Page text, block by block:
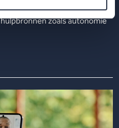
maar deels. Analyse van 23
zoals autonomie